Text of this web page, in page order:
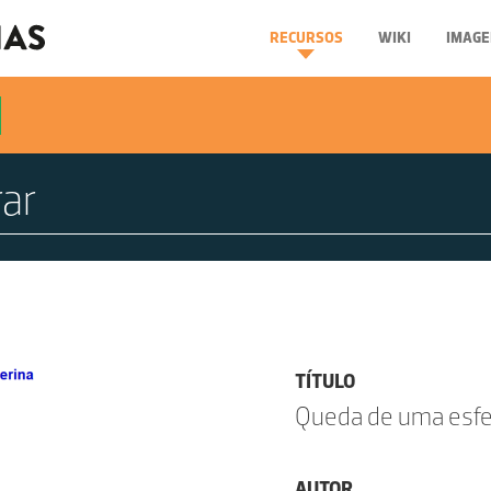
RECURSOS WIKI
TÍTULO
Queda de uma